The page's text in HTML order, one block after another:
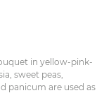
in yellow-pink-
sweet peas,
panicum are used as